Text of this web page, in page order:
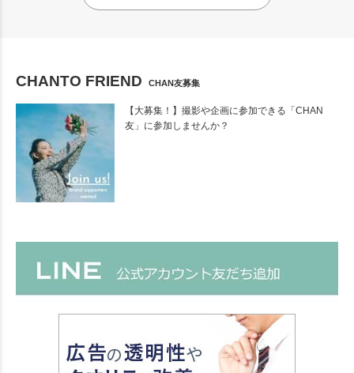
CHANTO FRIEND CHAN友募集
【大募集！】撮影や企画に参加できる「CHAN
友」に参加しませんか？